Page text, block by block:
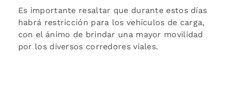
Es importante resaltar que durante estos días
habrá restricción para los vehículos de carga,
con el ánimo de brindar una mayor movilidad
por los diversos corredores viales.